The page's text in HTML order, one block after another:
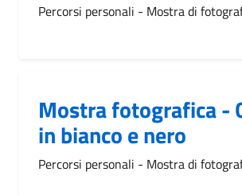
Percorsi personali - Mostra di
Mostra fotografica -
in bianco e nero
Percorsi personali - Mostra di